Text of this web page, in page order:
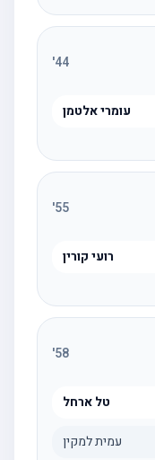
44
'
עומרי אלטמן
55
'
רועי קורין
58
'
טל ארחל
עמית למקין